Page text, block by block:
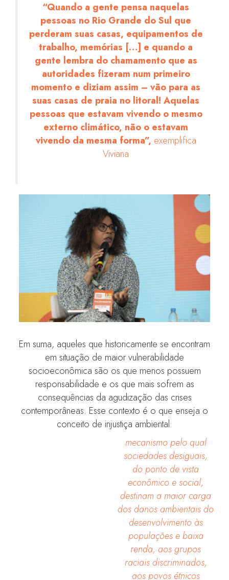
“Quando a gente pensa naquelas
pessoas no Rio Grande do Sul que
perderam suas casas, equipamentos de
trabalho, memórias […] e quando a
gente lembra do chamamento que as
autoridades fizeram num primeiro
momento e diziam assim – vão para as
suas casas de praia no litoral! Aquelas
pessoas que estavam vivendo o mesmo
externo climático, não o estavam
vivendo da mesma forma”, exemplifica
Viviana
Em suma, aqueles que historicamente se encontram
em situação de maior vulnerabilidade
socioeconômica são os que menos possuem
responsabilidade e os que mais sofrem as
consequências da agudização das crises
contemporâneas. Esse contexto é o que enseja o
conceito de injustiça ambiental:
mecanismo pelo qual
sociedades desiguais,
do ponto de vista
econômico e social,
destinam a maior carga
dos danos ambientais do
desenvolvimento às
populações e baixa
renda, aos grupos
raciais discriminados,
aos povos étnicos